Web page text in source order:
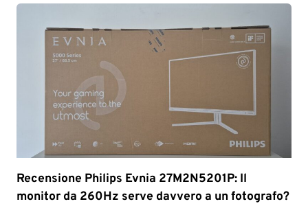
Recensione Philips Evnia 27M2N5201P: Il
monitor da 260Hz serve davvero a un fotografo?